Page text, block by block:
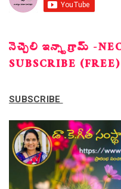
నెచ్చెలి ఇన్స్టాగ్రామ్ -
SUBSCRIBE (FREE)
SUBSCRIBE